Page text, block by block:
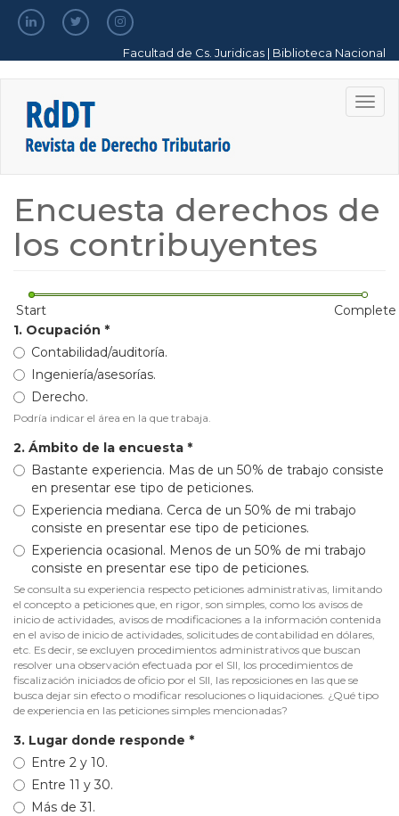
Pasar
principal
Facultad de Cs. Juridicas | Biblioteca Nacional
Encuesta derechos de
los contribuyentes
Start
Complete
1. Ocupación *
Contabilidad/auditoría.
Ingeniería/asesorías.
Derecho.
Podría indicar el área en la que trabaja.
2. Ámbito de la encuesta *
Bastante experiencia. Mas de un 50% de trabajo consiste
en presentar ese tipo de peticiones.
Experiencia mediana. Cerca de un 50% de mi trabajo
consiste en presentar ese tipo de peticiones.
Experiencia ocasional. Menos de un 50% de mi trabajo
consiste en presentar ese tipo de peticiones.
Se consulta su experiencia respecto peticiones administrativas, limitando
el concepto a peticiones que, en rigor, son simples, como los avisos de
inicio de actividades, avisos de modificaciones a la información contenida
en el aviso de inicio de actividades, solicitudes de contabilidad en dólares,
etc. Es decir, se excluyen procedimientos administrativos que buscan
resolver una observación efectuada por el SII, los procedimientos de
fiscalización iniciados de oficio por el SII, las reposiciones en las que se
busca dejar sin efecto o modificar resoluciones o liquidaciones. ¿Qué tipo
de experiencia en las peticiones simples mencionadas?
3. Lugar donde responde *
Entre 2 y 10.
Entre 11 y 30.
Más de 31.